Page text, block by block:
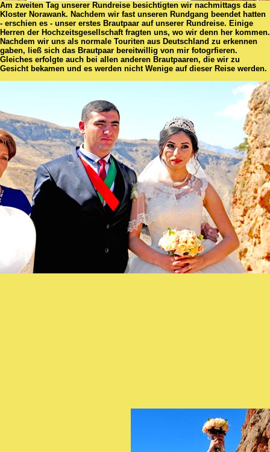
Am zweiten Tag unserer Rundreise besichtigten wir nachmittags das
Kloster Norawank. Nachdem wir fast unseren Rundgang beendet hatten
- erschien es - unser erstes Brautpaar auf unserer Rundreise. Einige
Herren der Hochzeitsgesellschaft fragten uns, wo wir denn her kommen.
Nachdem wir uns als normale Touriten aus Deutschland zu erkennen
gaben, ließ sich das Brautpaar bereitwillig von mir fotogrfieren.
Gleiches erfolgte auch bei allen anderen Brautpaaren, die wir zu
Gesicht bekamen und es werden nicht Wenige auf dieser Reise werden.